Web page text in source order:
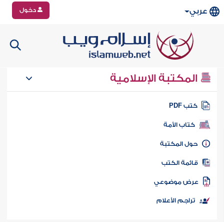
عربي دخول
المكتبة الإسلامية
كتب PDF
كتاب الأمة
المكتبة
الكتب
موضوعي